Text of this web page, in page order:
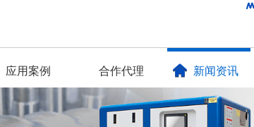
应用案例 合作代理 新闻资讯